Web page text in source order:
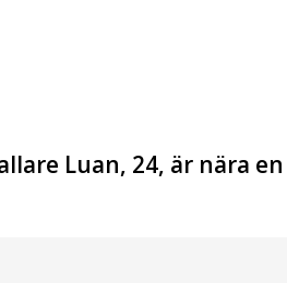
Luan, 24, är nära